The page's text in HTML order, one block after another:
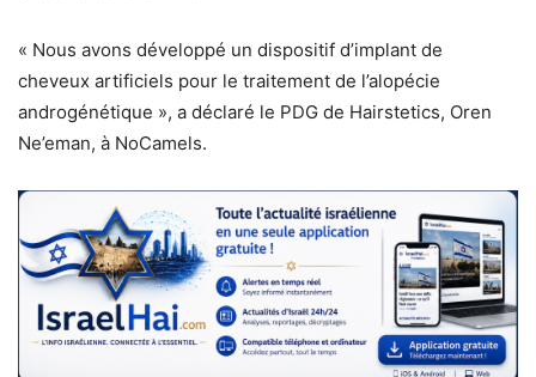
« Nous avons développé un dispositif d’implant de
cheveux artificiels pour le traitement de l’alopécie
androgénétique », a déclaré le PDG de Hairstetics, Oren
Ne’eman, à NoCamels.